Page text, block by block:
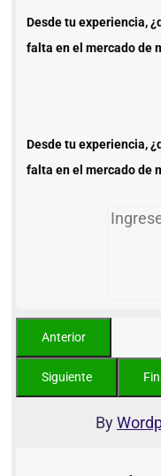
Desde tu experiencia,
falta en el mercado de
Desde tu experiencia,
falta en el mercado de
By